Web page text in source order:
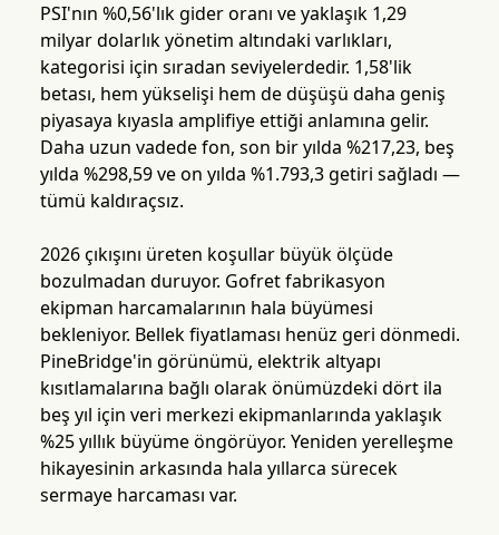
PSI'nın %0,56'lık gider oranı ve yaklaşık 1,29
milyar dolarlık yönetim altındaki varlıkları,
kategorisi için sıradan seviyelerdedir. 1,58'lik
betası, hem yükselişi hem de düşüşü daha geniş
piyasaya kıyasla amplifiye ettiği anlamına gelir.
Daha uzun vadede fon, son bir yılda %217,23, beş
yılda %298,59 ve on yılda %1.793,3 getiri sağladı —
tümü kaldıraçsız.
2026 çıkışını üreten koşullar büyük ölçüde
bozulmadan duruyor. Gofret fabrikasyon
ekipman harcamalarının hala büyümesi
bekleniyor. Bellek fiyatlaması henüz geri dönmedi.
PineBridge'in görünümü, elektrik altyapı
kısıtlamalarına bağlı olarak önümüzdeki dört ila
beş yıl için veri merkezi ekipmanlarında yaklaşık
%25 yıllık büyüme öngörüyor. Yeniden yerelleşme
hikayesinin arkasında hala yıllarca sürecek
sermaye harcaması var.